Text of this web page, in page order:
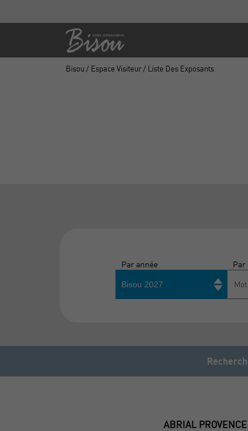
Bisou / Espace Visiteur / Liste Des Exposants
Par année
Bisou 2027
Par
ABRIAL PROVENCE